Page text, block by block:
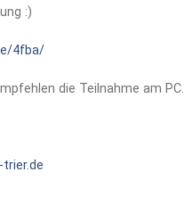
:)
4fba/
die Teilnahme am PC.